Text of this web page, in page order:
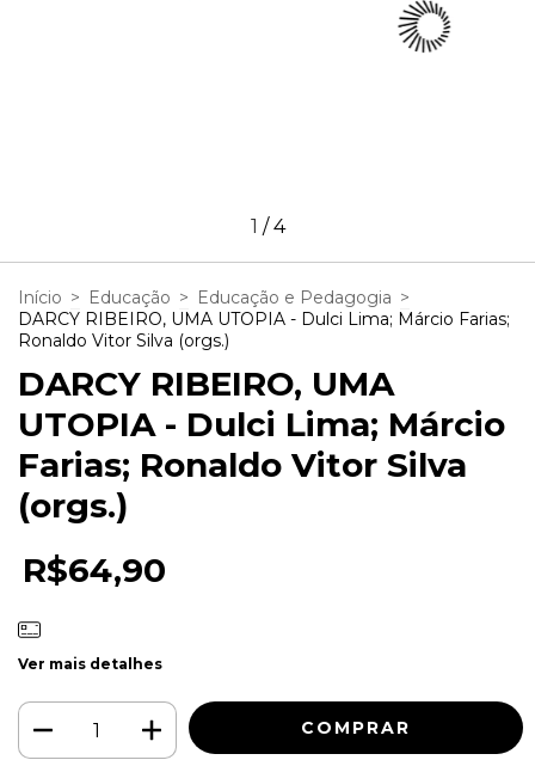
1 /4
Início > Educação > Educação e Pedagogia >
DARCY RIBEIRO, UMA UTOPIA - Dulci Lima; Márcio Farias;
Ronaldo Vitor Silva (orgs.)
DARCY RIBEIRO, UMA
UTOPIA - Dulci Lima; Márcio
Farias; Ronaldo Vitor Silva
(orgs.)
R$64,90
Ver mais detalhes